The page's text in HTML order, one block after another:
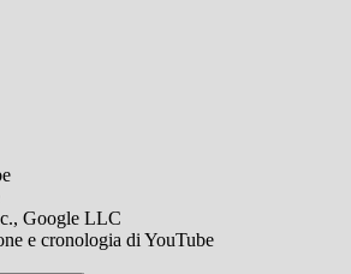
Google LLC
e cronologia di YouTube